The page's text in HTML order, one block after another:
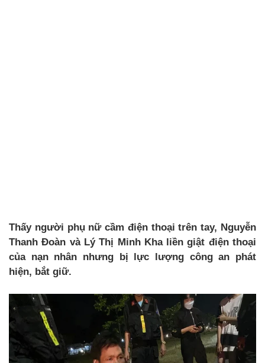
Thấy người phụ nữ cầm điện thoại trên tay, Nguyễn
Thanh Đoàn và Lý Thị Minh Kha liền giật điện thoại
của nạn nhân nhưng bị lực lượng công an phát
hiện, bắt giữ.